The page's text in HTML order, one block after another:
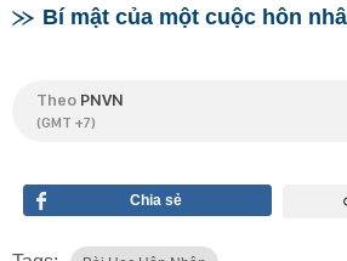
Bí mật của một cuộc hôn
Theo PNVN
(GMT +7)
Chia sẻ